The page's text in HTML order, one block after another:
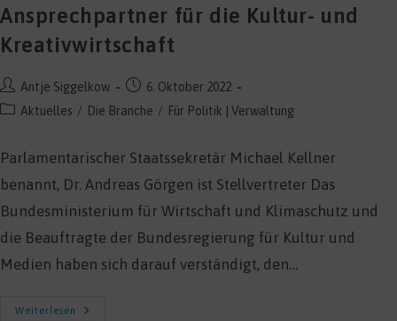
Ansprechpartner für die Kultur- und
Kreativwirtschaft
Beitrags-
Autor:
Antje Siggelkow
Beitrag
veröffentlicht:
6. Oktober 2022
Beitrags-
Aktuelles / Die Branche / Für Politik | Verwaltung
Parlamentarischer Staatssekretär Michael Kellner
benannt, Dr. Andreas Görgen ist Stellvertreter Das
Bundesministerium für Wirtschaft und Klimaschutz und
die Beauftragte der Bundesregierung für Kultur und
Medien haben sich darauf verständigt, den…
Weiterlesen
Bundesregierung